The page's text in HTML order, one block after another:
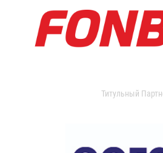
Титульный